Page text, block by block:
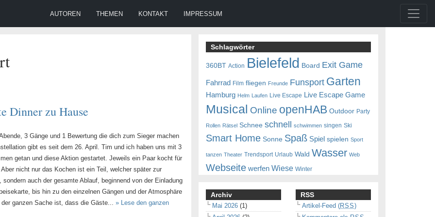
AUTOREN THEMEN KONTAKT IMPRESSUM
Dinner zu Hause
3 Gänge und 1 Bewertung die dich zum Sieger machen
gibt es seit dem 26. April. Tim und ich haben uns mit 3
getan und diese Aktion gestartet. Jeweils ein Paar kocht für
nicht nur das Kochen ist ein Teil, welcher später zur
sondern auch der gesamte Ablauf, beginnend von der Einladung
bis hin zu den einzelnen Gängen und der Atmosphäre
der ganzen Sache ist, dass die Gäste...» Lese den ganzen
Schlagwörter
360BT Action Bielefeld Board Exit Game
Fahrrad Film fliegen Freunde Funsport Garten
Hamburg Helm Laufen Live Escape Live Escape Game
Musical Online openHAB Outdoor Party
Rollen Rätsel Schnee schnell schwimmen singen Ski
Smart Home Sonne Spaß Spiel spielen Sport
tanzen Theater Trendsport Urlaub Wald Wasser Web
Webseite werfen Wiese Winter
Archiv
Mai 2026 (1)
RSS
Artikel-Feed (RSS)